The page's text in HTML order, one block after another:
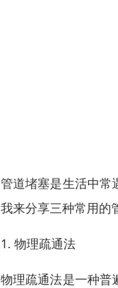
管道堵塞是生活中常
我来分享三种常用的
1. 物理疏通法
物理疏通法是一种普